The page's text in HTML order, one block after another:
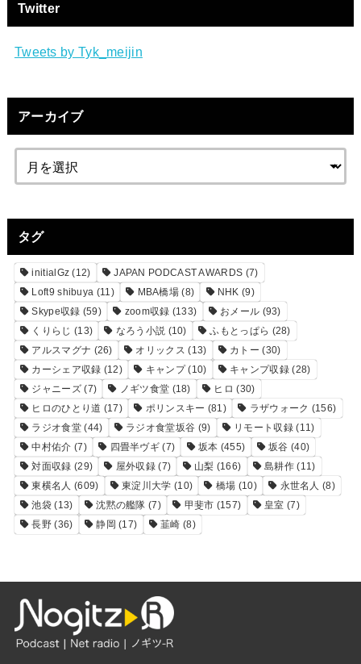
Twitter
Tweets by Tyk_meijin
アーカイブ
タグ
initialGz (12) JAPAN PODCAST AWARDS (7)
Loft9 shibuya (11) MBA橋場 (8) NHK (9)
Skype収録 (59) zoom収録 (133) おメール (93)
くりらじ (13) なろう小説 (10) ふもとっぱら (28)
アルスマグナ (26) オリックス (13) カトー (30)
カーシェア収録 (12) キャンプ(10) キャンプ収録(28)
ジャニーズ(7) ノギツ食堂 (18) ヒロ (30)
ヒロのひとり道 (17) ポリンスキー (81) ラザウォーク (156)
ラジオ食堂(44) ラジオ食堂坂谷 (9) リモート収録(11)
中村佑介 (7) 四畳半ヴギ (7) 坂本 (455) 坂谷 (40)
対面収録 (29) 屋外収録 (7) 山梨 (166) 島耕作(11)
東横名人 (609) 東淀川大学 (10) 橋場 (10) 永世名人 (8)
池袋 (13) 沈黙の艦隊 (7) 甲斐市 (157) 皇室 (7)
長野 (36) 静岡 (17) 韮崎 (8)